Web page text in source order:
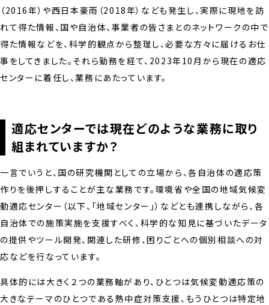
（2016年）や西日本豪雨（2018年）なども発生し、実際に現地を訪
れて得た情報、国や自治体、事業者の皆さまとのネットワークの中で
得た情報などを、科学的観点から整理し、必要な方々に届けるお仕
事をしてきました。それら勤務を経て、2023年10月から現在の適応
センターに着任し、業務にあたっています。
適応センターでは現在どのような業務に取り
組まれていますか？
一言でいうと、国の研究機関としての立場から、各自治体の適応策
作りを後押しすることが主な業務です。環境省や全国の地域気候変
動適応センター（以下、「地域センター」）などとも連携しながら、各
自治体での施策実施を支援すべく、科学的な知見に基づいたデータ
の提供やツール開発、関連した研修、困りごとへの個別相談への対
応などを行なっています。
具体的には大きく２つの業務軸があり、ひとつは気候変動適応策の
大きなテーマのひとつである熱中症対策支援、もうひとつは特定地